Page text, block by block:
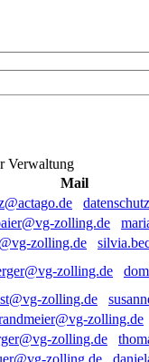
Verwaltung
Mail